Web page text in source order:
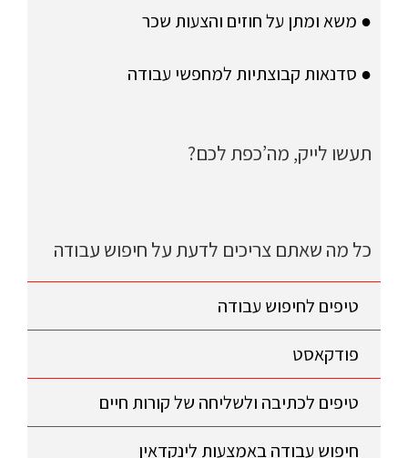
● משא ומתן על חוזים והצעות שכר
● סדנאות קבוצתיות למחפשי עבודה
תעשו לייק, מה’כפת לכם?
כל מה שאתם צריכים לדעת על חיפוש עבודה
טיפים לחיפוש עבודה
פודקאסט
טיפים לכתיבה ולשליחה של קורות חיים
חיפוש עבודה באמצעות לינקדאין